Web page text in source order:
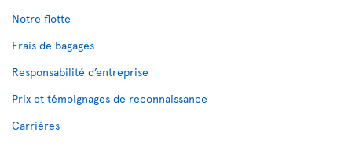
Notre flotte
Frais de bagages
Responsabilité d’entreprise
Prix et témoignages de reconnaissance
Carrières